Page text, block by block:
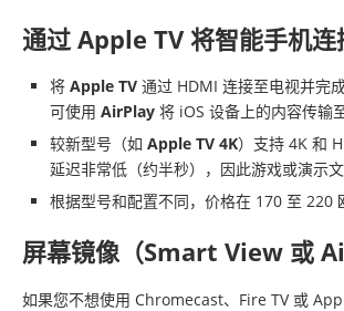
通过 Apple TV 将智能手机连
将 Apple TV 通过 HDMI 连接至电视并完
可使用 AirPlay 将 iOS 设备上的内容传输
较新型号（如 Apple TV 4K）支持 4K 和
延迟非常低（约半秒），因此游戏或演示文
根据型号和配置不同，价格在 170 至 220
屏幕镜像（Smart View 或
如果您不想使用 Chromecast、Fire TV 或